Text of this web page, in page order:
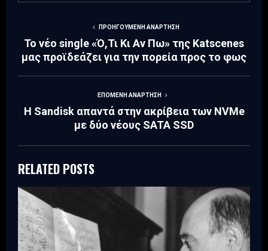
ΠΡΟΗΓΟΎΜΕΝΗ ΑΝΆΡΤΗΣΗ
Το νέο single «Ό,Τι Κι Aν Πω» της Katscenes
μας προϊδεάζει για την πορεία προς το φως
ΕΠΌΜΕΝΗ ΑΝΆΡΤΗΣΗ
Η Sandisk απαντά στην ακρίβεια των NVMe
με δύο νέους SATA SSD
RELATED POSTS